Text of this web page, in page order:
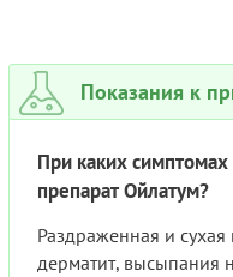
Показания к
При каких
препарат Ойлатум?
Раздраженная и
дерматит, высыпания